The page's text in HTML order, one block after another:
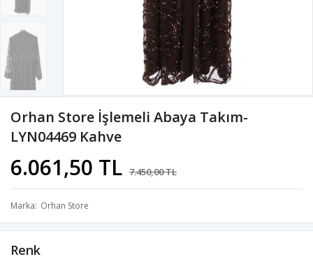
Orhan Store İşlemeli Abaya Takım-
LYN04469 Kahve
6.061,50 TL 7.450,00 TL
Marka Orhan Store
Renk